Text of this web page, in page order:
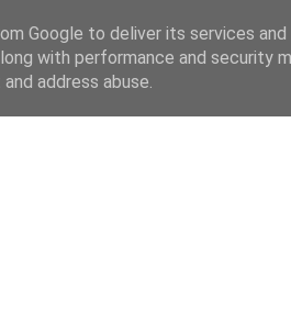
Google to deliver its services
with performance and security
address abuse.